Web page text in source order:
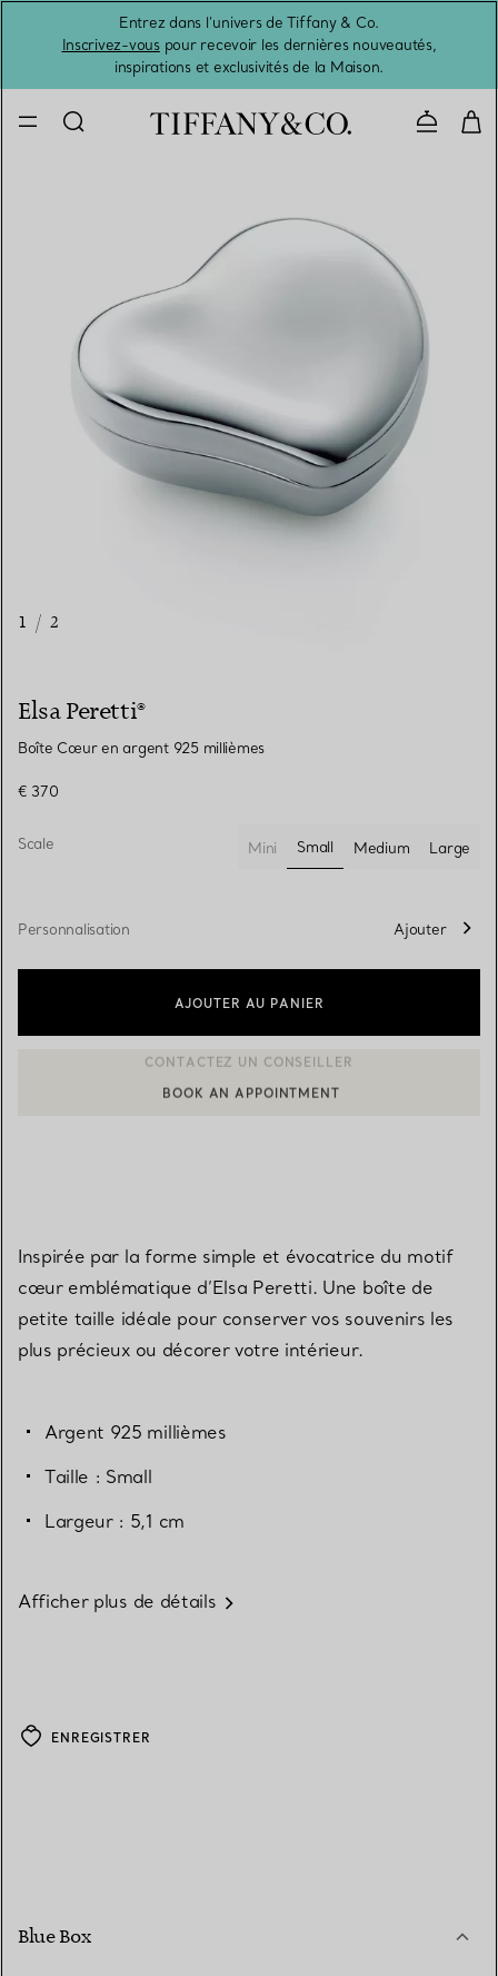
Entrez dans l’univers de Tiffany & Co.
Inscrivez-vouspour recevoir les dernières nouveautés,
inspirations et exclusivités de la Maison.
1 / 2
Elsa Peretti®
Boîte Cœur en argent 925 millièmes
€ 370
Scale Mini
Small
sélectionnés
Medium Large
Personnalisation Ajouter
AJOUTER AU PANIER
CONTACTER UN CONSEILLER CLIENT OU PRENDRE RENDEZ-
Inspirée par la forme simple et évocatrice du motif
cœur emblématique d’Elsa Peretti. Une boîte de
petite taille idéale pour conserver vos souvenirs les
plus précieux ou décorer votre intérieur.
Argent 925 millièmes
Taille : Small
Largeur : 5,1 cm
Afficher plus de détails
ENREGISTRER
Blue Box